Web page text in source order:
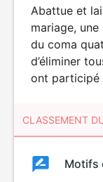
Abattue et
mariage,
du coma
d’éliminer
ont participé
CLASSEMENT
Classement
Motifs